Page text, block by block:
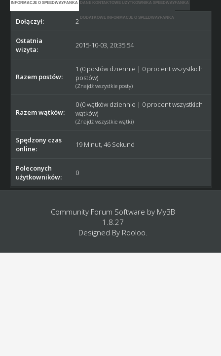
INFORMACJE O SPEEDWAYFANKA DANE KONTAKTOWE UŻYTKOWNIKA SPEEDWAYFANKA
DODATKOWE INFORMACJE O SPEEDWAYFANKA
Dołączył: 2012-02-24
Ostatnia
wizyta:
2015-10-03, 20:35:54
Razem postów:
1 (0 postów dziennie | 0 procent wszystkich
postów)
(Znajdź wszystkie posty)
Razem wątków:
0 (0 wątków dziennie | 0 procent wszystkich
wątków)
(Znajdź wszystkie wątki)
Spędzony czas
online:
19 Minut, 46 Sekund
Poleconych
użytkowników:
0
Community Forum Software by MyBB
1.8.27
Designed By Rooloo.